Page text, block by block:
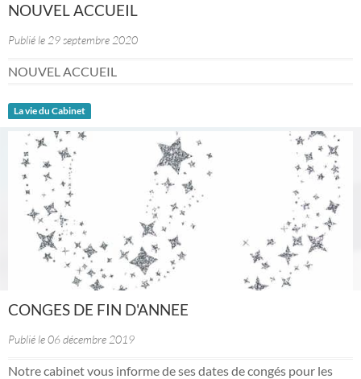
NOUVEL ACCUEIL
Publié le 29 septembre 2020
NOUVEL ACCUEIL
La vie du Cabinet
CONGES DE FIN D'ANNEE
Publié le 06 décembre 2019
Notre cabinet vous informe de ses dates de congés pour les